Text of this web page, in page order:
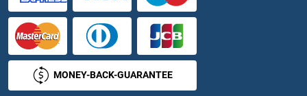
ADPRH Kits ELISA
ADRA1D Kits ELISA
ADRA2A Kits ELISA
MONEY-BACK-GUARANTEE